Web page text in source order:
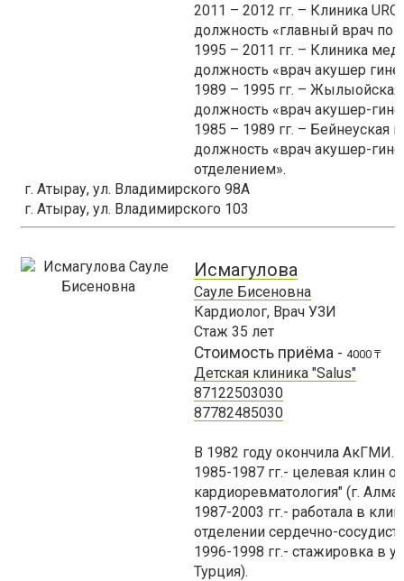
2011 – 2012 гг. – Клиника
должность «главный врач по
1995 – 2011 гг. – Клиника
должность «врач акушер
1989 – 1995 гг. – Жылыойская
должность «врач акушер-
1985 – 1989 гг. – Бейнеуская
должность «врач акушер-
отделением».
г. Атырау, ул. Владимирского 98А
г. Атырау, ул. Владимирского 103
Исмагулова
Сауле Бисеновна
Кардиолог, Врач УЗИ
Стаж35 лет
Стоимость приёма -4000 ₸
Детская клиника "Salus"
87122503030
87782485030
В 1982 году окончила АкГМИ.
1985-1987 гг.- целевая клин
кардиоревматология" (г.
1987-2003 гг.- работала в
отделении сердечно-
1996-1998 гг.- стажировка в
Турция).